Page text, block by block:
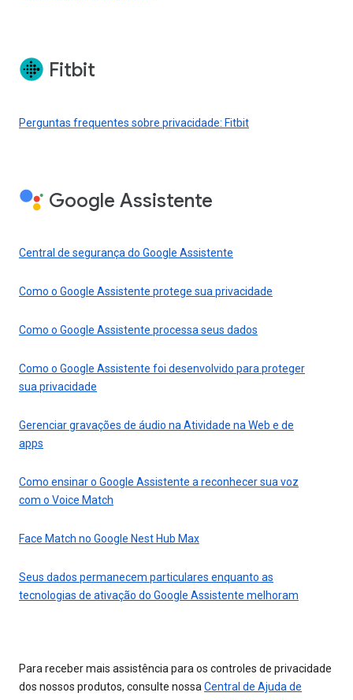
Fitbit
Perguntas frequentes sobre privacidade: Fitbit
Google Assistente
Central de segurança do Google Assistente
Como o Google Assistente protege sua privacidade
Como o Google Assistente processa seus dados
Como o Google Assistente foi desenvolvido para proteger
sua privacidade
Gerenciar gravações de áudio na Atividade na Web e de
apps
Como ensinar o Google Assistente a reconhecer sua voz
com o Voice Match
Face Match no Google Nest Hub Max
Seus dados permanecem particulares enquanto as
tecnologias de ativação do Google Assistente melhoram
Para receber mais assistência para os controles de privacidade
dos nossos produtos, consulte nossaCentral de Ajuda de